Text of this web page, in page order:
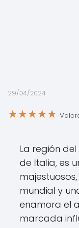
29/04/2024
★★★★★
La región
de Italia, es
mundial y
enamora el
marcada